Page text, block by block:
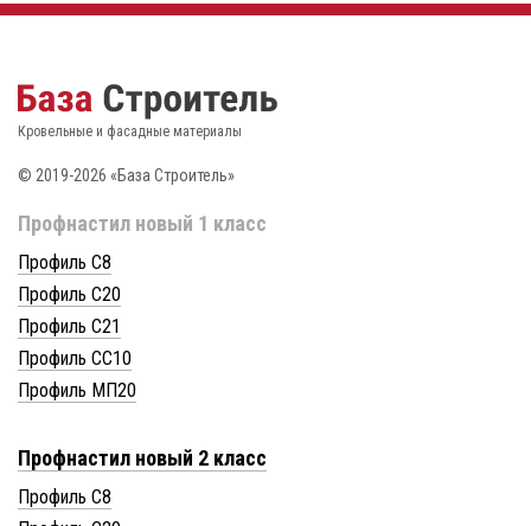
Кровельные и фасадные материалы
© 2019-2026 «База Строитель»
Профнастил новый 1 класс
Профиль С8
Профиль С20
Профиль С21
Профиль СС10
Профиль МП20
Профнастил новый 2 класс
Профиль С8